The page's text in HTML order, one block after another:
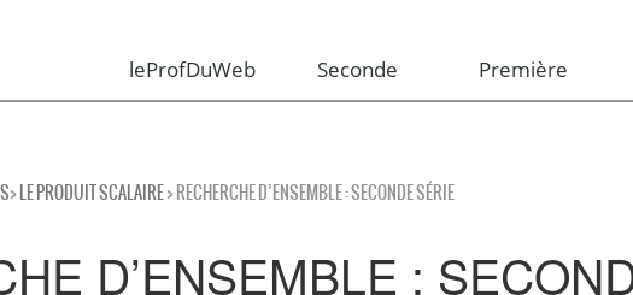
leProfDuWeb Seconde Première
>LE PRODUIT SCALAIRE> RECHERCHE D’ENSEMBLE : SECONDE SÉRIE
D’ENSEMBLE :